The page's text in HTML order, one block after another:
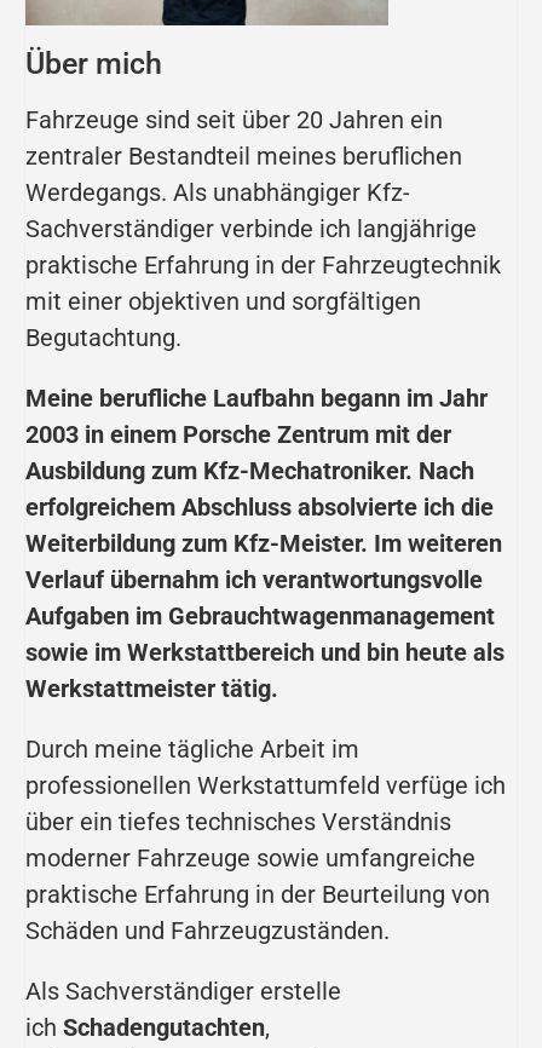
Über mich
Fahrzeuge sind seit über 20 Jahren ein
zentraler Bestandteil meines beruflichen
Werdegangs. Als unabhängiger Kfz-
Sachverständiger verbinde ich langjährige
praktische Erfahrung in der Fahrzeugtechnik
mit einer objektiven und sorgfältigen
Begutachtung.
Meine berufliche Laufbahn begann im Jahr
2003 in einem Porsche Zentrum mit der
Ausbildung zum Kfz-Mechatroniker. Nach
erfolgreichem Abschluss absolvierte ich die
Weiterbildung zum Kfz-Meister. Im weiteren
Verlauf übernahm ich verantwortungsvolle
Aufgaben im Gebrauchtwagenmanagement
sowie im Werkstattbereich und bin heute als
Werkstattmeister tätig.
Durch meine tägliche Arbeit im
professionellen Werkstattumfeld verfüge ich
über ein tiefes technisches Verständnis
moderner Fahrzeuge sowie umfangreiche
praktische Erfahrung in der Beurteilung von
Schäden und Fahrzeugzuständen.
Als Sachverständiger erstelle
ich Schadengutachten,